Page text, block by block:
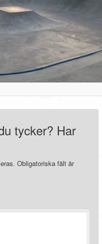
tycker? Har
Obligatoriska fält är